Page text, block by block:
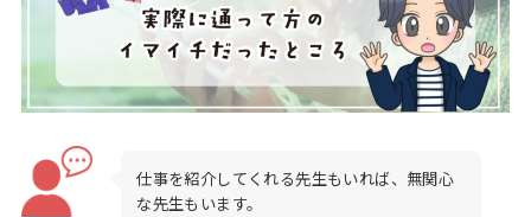
仕事を紹介してくれる先生もいれば、無関心
な先生もいます。